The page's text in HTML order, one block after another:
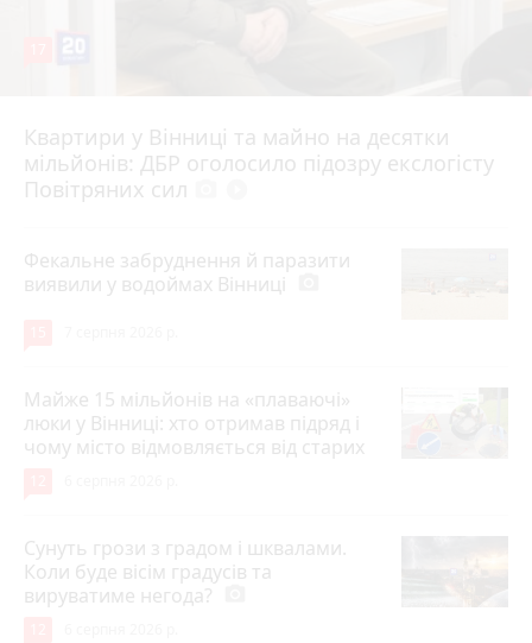
Квартири у Вінниці та майно на десятки
мільйонів: ДБР оголосило підозру екслогісту
Повітряних сил
6 серпня 2026 р.
Фекальне забруднення й паразити
виявили у водоймах Вінниці
Майже 15 мільйонів на «плаваючі»
люки у Вінниці: хто отримав підряд і
чому місто відмовляється від старих
Сунуть грози з градом і шквалами.
Коли буде вісім градусів та
вируватиме негода?